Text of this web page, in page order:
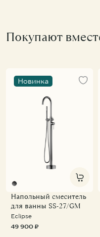
Покупают
Новинка
Напольный смеситель
для ванны SS-27/GM
Eclipse
49 900 ₽